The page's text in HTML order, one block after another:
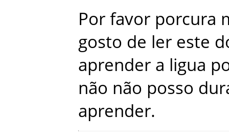
Por favor porcura
gosto de ler este
aprender a ligua
não não posso
aprender.